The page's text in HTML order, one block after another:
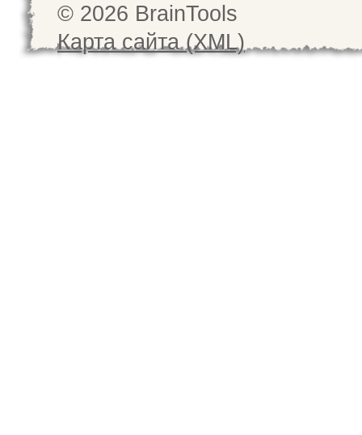
© 2026 BrainTools
Карта сайта (XML)